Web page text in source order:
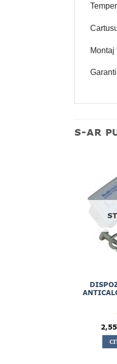
Montaj
S-AR